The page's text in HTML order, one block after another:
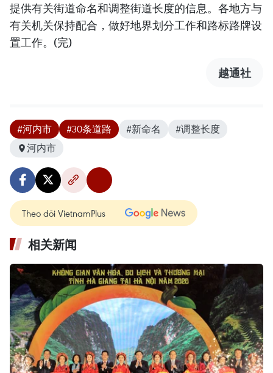
提供有关街道命名和调整街道长度的信息。各地方与
有关机关保持配合，做好地界划分工作和路标路牌设
置工作。(完)
越通社
#河内市 #30条道路 #新命名
#调整长度
河内市
Theo dõi VietnamPlus
相关新闻